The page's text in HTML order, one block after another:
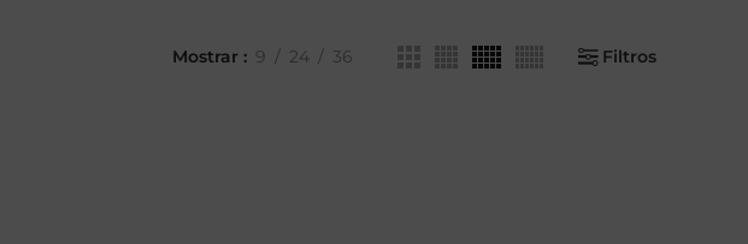
Mostrar 9 24 36 Filtros